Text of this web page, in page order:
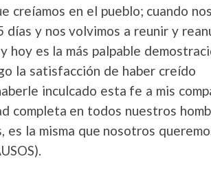
creíamos en el pueblo; cuando nos
y nos volvimos a reunir y
hoy es la más palpable
la satisfacción de haber creído
inculcado esta fe a mis
completa en todos nuestros
la misma que nosotros